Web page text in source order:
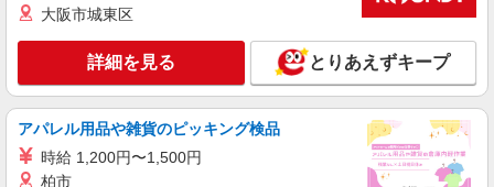
（株）ウィルオブ・ワークCW 宇都宮支店/ms090101
時給1500円 ◆前払い・日払い・週払いOK
栃木県栃木市
大阪市城東区
詳細を見る とりあえずキープ
アパレル用品や雑貨のピッキング検品
時給 1,200円〜1,500円
柏市